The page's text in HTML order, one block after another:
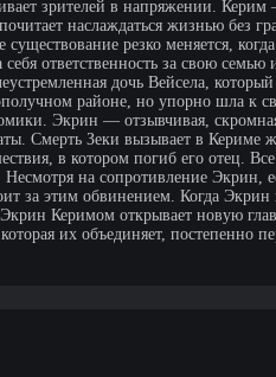
зрителей в напряжении.
наслаждаться жизнью без
существование резко меняется,
себя ответственность за свою
дочь Вейсела,
районе, но упорно шла к
Экрин — отзывчивая,
Смерть Зеки вызывает в Кериме
в котором погиб его отец.
на сопротивление Экрин,
за этим обвинением. Когда
Керимом открывает новую
их объединяет, постепенно